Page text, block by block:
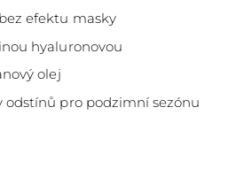
efektu masky
hyaluronovou
olej
odstínů pro podzimní sezónu